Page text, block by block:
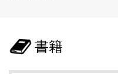
書籍